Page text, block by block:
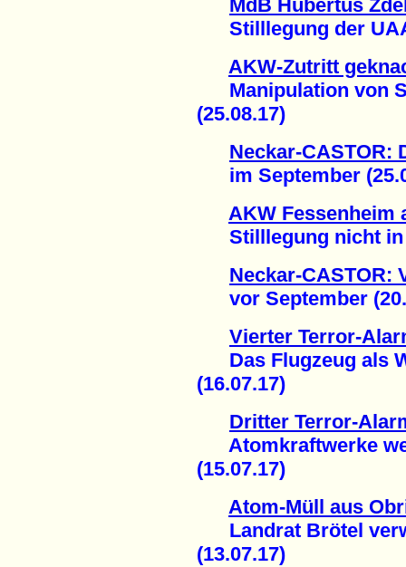
MdB Hubertus
Stilllegung der
AKW-Zutritt
Manipulation von
(25.08.17)
Neckar-CASTOR:
im September
AKW Fessenheim
Stilllegung nicht in
Neckar-CASTOR:
vor September
Vierter Terror-
Das Flugzeug als
(16.07.17)
Dritter Terror-
Atomkraftwerke
(15.07.17)
Atom-Müll aus
Landrat Brötel
(13.07.17)